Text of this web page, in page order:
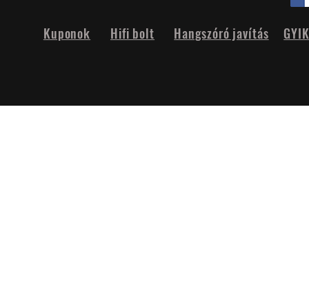
Hifi bolt
Kuponok Hangszóró javítás GYIK